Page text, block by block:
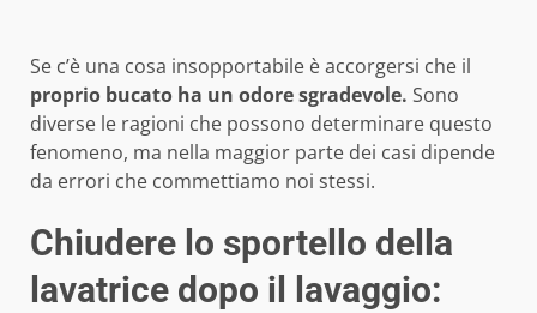
Se c’è una cosa insopportabile è accorgersi che il
proprio bucato ha un odore sgradevole. Sono
diverse le ragioni che possono determinare questo
fenomeno, ma nella maggior parte dei casi dipende
da errori che commettiamo noi stessi.
Chiudere lo sportello della
lavatrice dopo il lavaggio: